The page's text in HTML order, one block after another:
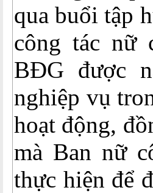
qua buổi tập
công tác nữ
BĐG được
nghiệp vụ
hoạt động,
mà Ban nữ
thực hiện để